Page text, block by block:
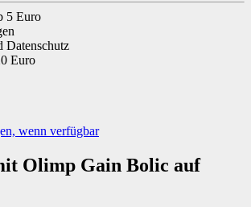
5 Euro
Datenschutz
Euro
wenn verfügbar
Olimp Gain Bolic auf